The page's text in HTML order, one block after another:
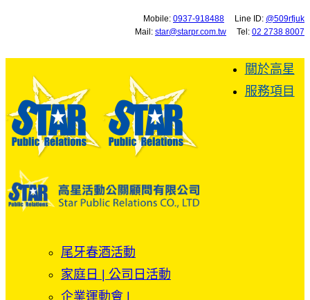
Mobile: 0937-918488 Line ID: @509rfjuk
Mail: star@starpr.com.tw Tel: 02 2738 8007
關於高星
服務項目
尾牙春酒活動
家庭日 | 公司日活動
企業運動會 |